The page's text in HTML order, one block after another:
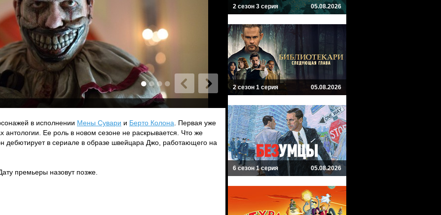
в исполнении Мены Сувари и Берто Колона . Первая уже
антологии. Ее роль в новом сезоне не раскрывается. Что же
дебютирует в сериале в образе швейцара Джо, работающего на
премьеры назовут позже.
2 сезон 3 серия 05.08.2026
2 сезон 1 серия 05.08.2026
6 сезон 1 серия 05.08.2026